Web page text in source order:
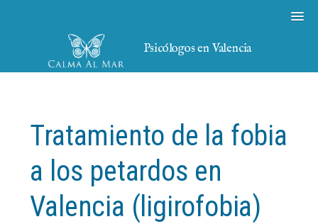
Psicólogos en Valencia
Tratamiento de la fobia
a los petardos en
Valencia (ligirofobia)